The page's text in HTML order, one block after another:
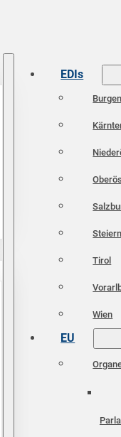
EDIs
Tirol
Wien
EU